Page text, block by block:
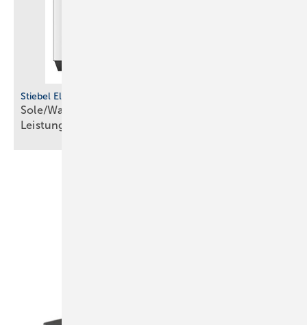
Stiebel Eltron
Sole/Wasser-Wärmepumpen für den höheren
Leistungsbereich